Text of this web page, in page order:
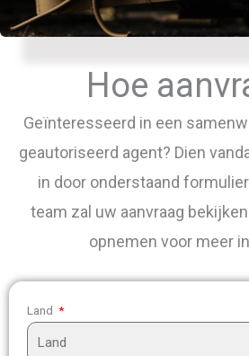
Hoe
Geïnteresseerd in een
geautoriseerd agent? Dien
in door onderstaand
team zal uw aanvraag
opnemen voor meer
Land